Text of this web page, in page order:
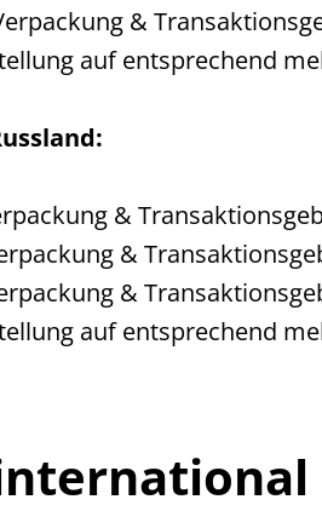
&
auf entsprechend
&
&
&
auf entsprechend